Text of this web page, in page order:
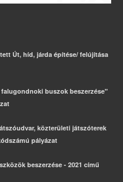
Út, híd, járda építése/ felújítása
falugondnoki buszok beszerzése"
közterületi játszóterek
pályázat
beszerzése - 2021 című